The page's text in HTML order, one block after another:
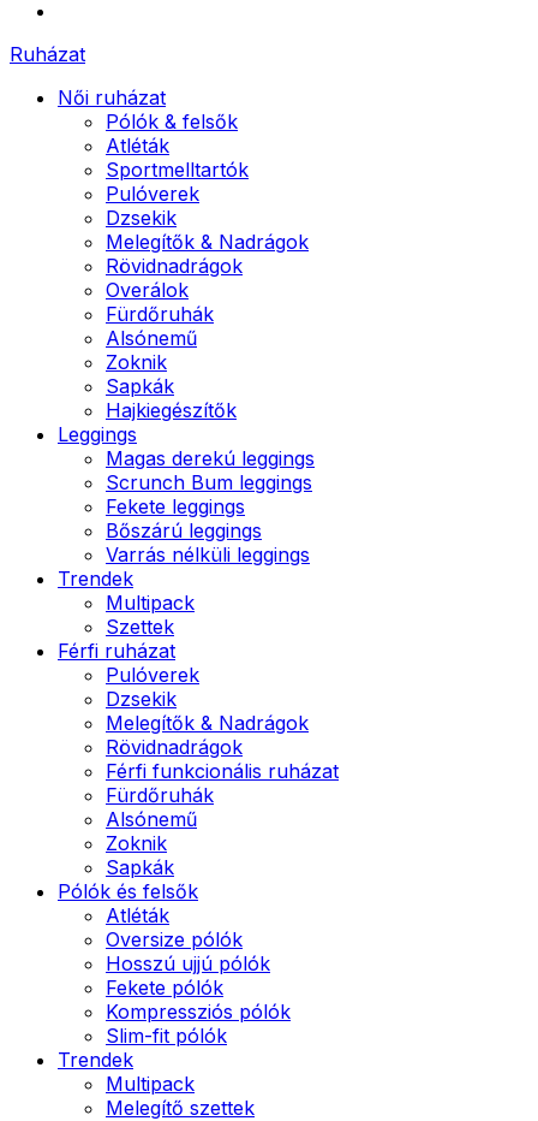
Ruházat
Női ruházat
Pólók & felsők
Atléták
Sportmelltartók
Pulóverek
Dzsekik
Melegítők & Nadrágok
Rövidnadrágok
Overálok
Fürdőruhák
Alsónemű
Zoknik
Sapkák
Hajkiegészítők
Leggings
Magas derekú leggings
Scrunch Bum leggings
Fekete leggings
Bőszárú leggings
Varrás nélküli leggings
Trendek
Multipack
Szettek
Férfi ruházat
Pulóverek
Dzsekik
Melegítők & Nadrágok
Rövidnadrágok
Férfi funkcionális ruházat
Fürdőruhák
Alsónemű
Zoknik
Sapkák
Pólók és felsők
Atléták
Oversize pólók
Hosszú ujjú pólók
Fekete pólók
Kompressziós pólók
Slim-fit pólók
Trendek
Multipack
Melegítő szettek